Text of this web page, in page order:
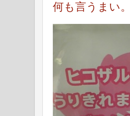
何も言うまい。